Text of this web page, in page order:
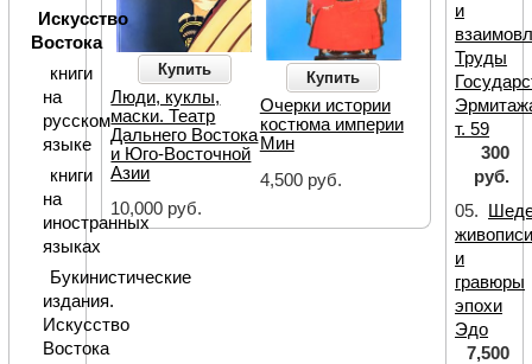
Купить
Люди, куклы,
маски. Театр
Дальнего Востока
и Юго-Восточной
Азии
10,000 руб.
Купить
Очерки истории
костюма империи
Мин
4,500 руб.
Искусство
Востока
книги
на
русском
языке
книги
на
иностранных
языках
Букинистические
издания.
Искусство
Востока
и
Труды
т. 59
300
руб.
05.
и
гравюры
эпохи
Эдо
7,500